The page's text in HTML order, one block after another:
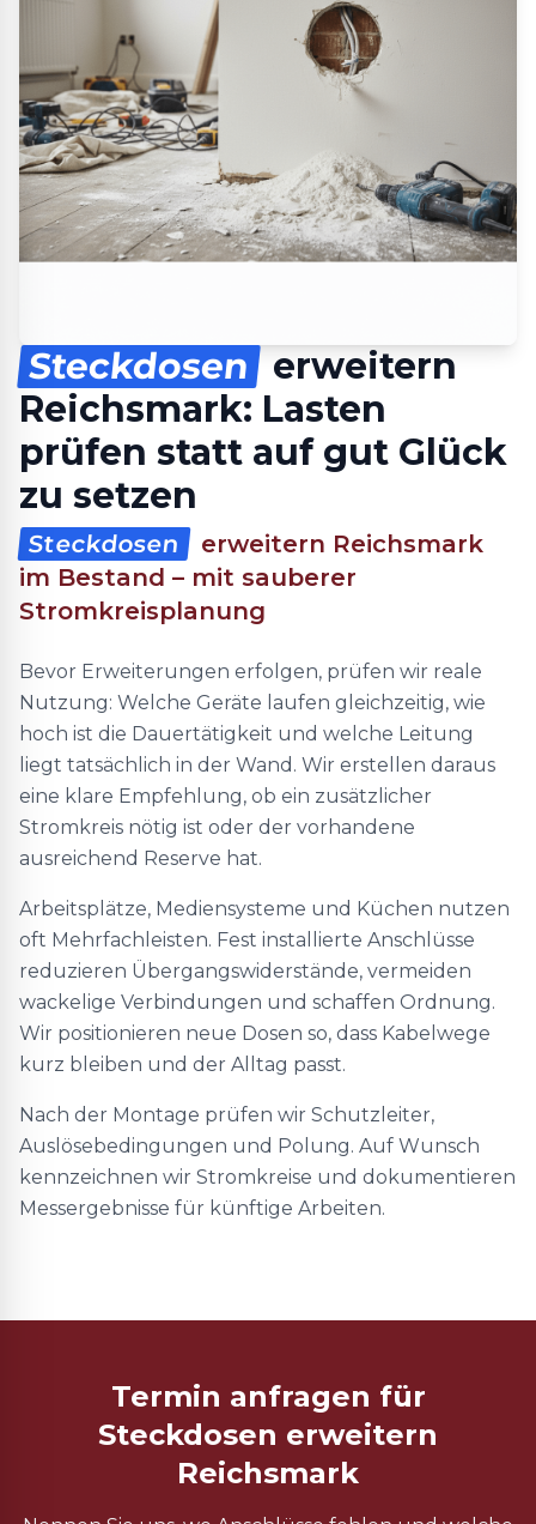
Steckdosen
erweitern
Reichsmark: Lasten
prüfen statt auf gut Glück
zu setzen
Steckdosen
erweitern Reichsmark
im Bestand – mit sauberer
Stromkreisplanung
Bevor Erweiterungen erfolgen, prüfen wir reale
Nutzung: Welche Geräte laufen gleichzeitig, wie
hoch ist die Dauertätigkeit und welche Leitung
liegt tatsächlich in der Wand. Wir erstellen daraus
eine klare Empfehlung, ob ein zusätzlicher
Stromkreis nötig ist oder der vorhandene
ausreichend Reserve hat.
Arbeitsplätze, Mediensysteme und Küchen nutzen
oft Mehrfachleisten. Fest installierte Anschlüsse
reduzieren Übergangswiderstände, vermeiden
wackelige Verbindungen und schaffen Ordnung.
Wir positionieren neue Dosen so, dass Kabelwege
kurz bleiben und der Alltag passt.
Nach der Montage prüfen wir Schutzleiter,
Auslösebedingungen und Polung. Auf Wunsch
kennzeichnen wir Stromkreise und dokumentieren
Messergebnisse für künftige Arbeiten.
Termin anfragen für
Steckdosen erweitern
Reichsmark